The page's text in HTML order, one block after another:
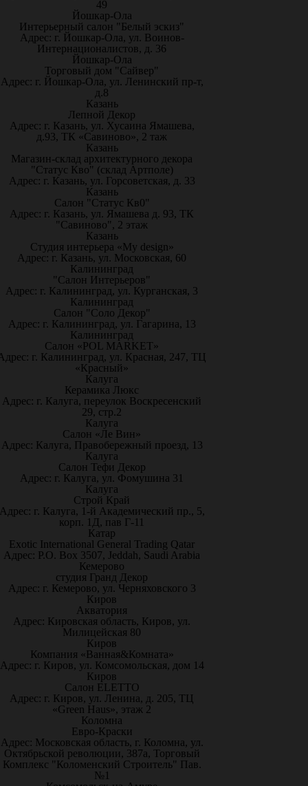
49
Йошкар-Ола
Интерьерный салон "Белый эскиз"
Адрес: г. Йошкар-Ола, ул. Воинов-
Интернационалистов, д. 36
Йошкар-Ола
Торговый дом "Сайвер"
Адрес: г. Йошкар-Ола, ул. Ленинский пр-т,
д.8
Казань
Лепной Декор
Адрес: г. Казань, ул. Хусаина Ямашева,
д.93, ТК «Савиново», 2 таж
Казань
Магазин-склад архитектурного декора
"Статус Кво" (склад Артполе)
Адрес: г. Казань, ул. Горсоветская, д. 33
Казань
Салон "Статус Кв0"
Адрес: г. Казань, ул. Ямашева д. 93, ТК
"Савиново", 2 этаж
Казань
Студия интерьера «My design»
Адрес: г. Казань, ул. Московская, 60
Калининград
"Салон Интерьеров"
Адрес: г. Калининград, ул. Курганская, 3
Калининград
Салон "Соло Декор"
Адрес: г. Калининград, ул. Гагарина, 13
Калининград
Салон «POL MARKET»
г. Калининград, ул. Красная, 247, ТЦ
«Красный»
Калуга
Керамика Люкс
Адрес: г. Калуга, переулок Воскресенский
29, стр.2
Калуга
Салон «Ле Вин»
Адрес: Калуга, Правобережный проезд, 13
Калуга
Салон Тефи Декор
Адрес: г. Калуга, ул. Фомушина 31
Калуга
Строй Край
г. Калуга, 1-й Академический пр., 5,
корп. 1Д, пав Г-11
Катар
Exotic International General Trading Qatar
Адрес: P.O. Box 3507, Jeddah, Saudi Arabia
Кемерово
студия Гранд Декор
Адрес: г. Кемерово, ул. Черняховского 3
Киров
Акватория
Адрес: Кировская область, Киров, ул.
Милицейская 80
Киров
Компания «Ванная&Комната»
Адрес: г. Киров, ул. Комсомольская, дом 14
Киров
Салон ELETTO
Адрес: г. Киров, ул. Ленина, д. 205, ТЦ
«Green Haus», этаж 2
Коломна
Евро-Краски
Адрес: Московская область, г. Коломна, ул.
Октябрьской революции, 387а, Торговый
Комплекс "Коломенский Строитель" Пав.
№1